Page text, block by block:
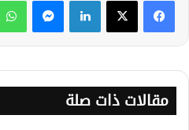
مقالات ذات صلة